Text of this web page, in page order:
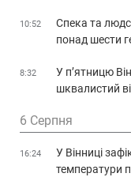
10:52
Спека та
понад шести
8:32
У п’ятницю
шквалистий
6 Серпня
16:24
У Вінниці
температури